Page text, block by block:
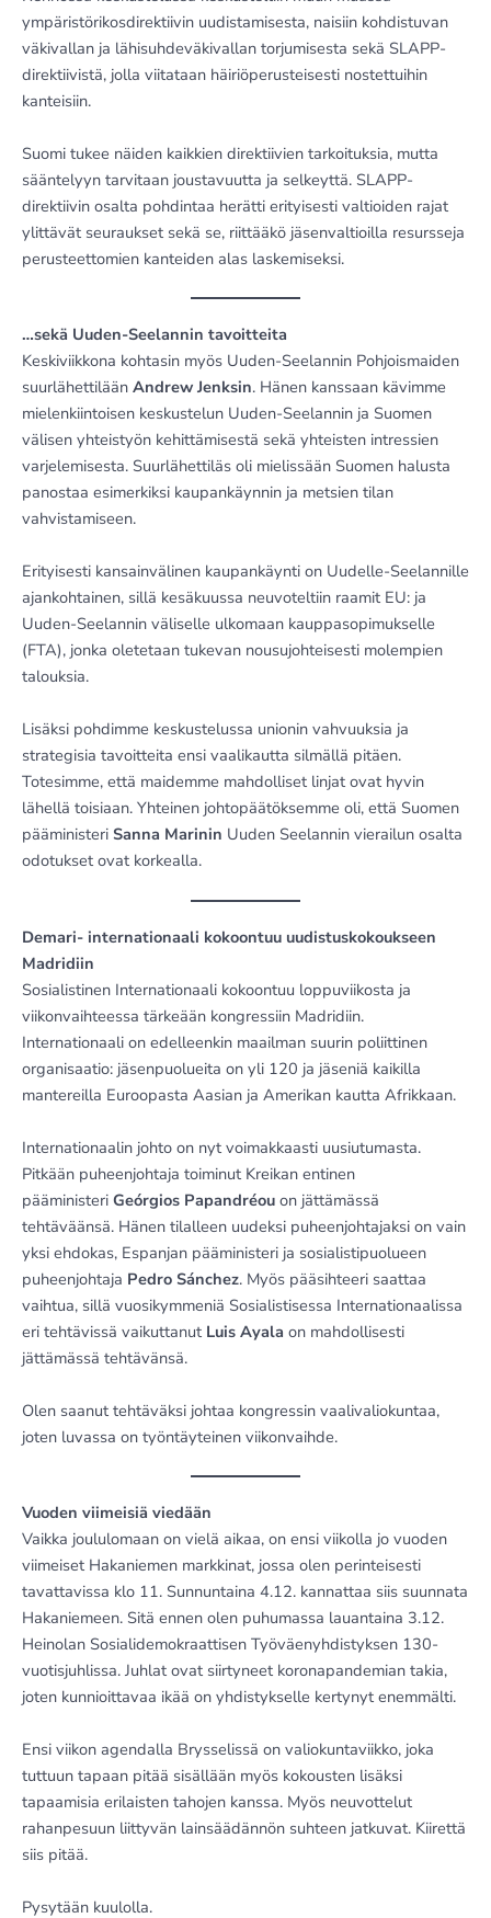
ympäristörikosdirektiivin uudistamisesta, naisiin kohdistuvan
väkivallan ja lähisuhdeväkivallan torjumisesta sekä SLAPP-
direktiivistä, jolla viitataan häiriöperusteisesti nostettuihin
kanteisiin.
Suomi tukee näiden kaikkien direktiivien tarkoituksia, mutta
sääntelyyn tarvitaan joustavuutta ja selkeyttä. SLAPP-
direktiivin osalta pohdintaa herätti erityisesti valtioiden rajat
ylittävät seuraukset sekä se, riittääkö jäsenvaltioilla resursseja
perusteettomien kanteiden alas laskemiseksi.
…sekä Uuden-Seelannin tavoitteita
Keskiviikkona kohtasin myös Uuden-Seelannin Pohjoismaiden
suurlähettilään Andrew Jenksin. Hänen kanssaan kävimme
mielenkiintoisen keskustelun Uuden-Seelannin ja Suomen
välisen yhteistyön kehittämisestä sekä yhteisten intressien
varjelemisesta. Suurlähettiläs oli mielissään Suomen halusta
panostaa esimerkiksi kaupankäynnin ja metsien tilan
vahvistamiseen.
Erityisesti kansainvälinen kaupankäynti on Uudelle-Seelannille
ajankohtainen, sillä kesäkuussa neuvoteltiin raamit EU: ja
Uuden-Seelannin väliselle ulkomaan kauppasopimukselle
(FTA), jonka oletetaan tukevan nousujohteisesti molempien
talouksia.
Lisäksi pohdimme keskustelussa unionin vahvuuksia ja
strategisia tavoitteita ensi vaalikautta silmällä pitäen.
Totesimme, että maidemme mahdolliset linjat ovat hyvin
lähellä toisiaan. Yhteinen johtopäätöksemme oli, että Suomen
pääministeri Sanna Marinin Uuden Seelannin vierailun osalta
odotukset ovat korkealla.
Demari- internationaali kokoontuu uudistuskokoukseen
Madridiin
Sosialistinen Internationaali kokoontuu loppuviikosta ja
viikonvaihteessa tärkeään kongressiin Madridiin.
Internationaali on edelleenkin maailman suurin poliittinen
organisaatio: jäsenpuolueita on yli 120 ja jäseniä kaikilla
mantereilla Euroopasta Aasian ja Amerikan kautta Afrikkaan.
Internationaalin johto on nyt voimakkaasti uusiutumasta.
Pitkään puheenjohtaja toiminut Kreikan entinen
pääministeri Geórgios Papandréou on jättämässä
tehtäväänsä. Hänen tilalleen uudeksi puheenjohtajaksi on vain
yksi ehdokas, Espanjan pääministeri ja sosialistipuolueen
puheenjohtaja Pedro Sánchez. Myös pääsihteeri saattaa
vaihtua, sillä vuosikymmeniä Sosialistisessa Internationaalissa
eri tehtävissä vaikuttanut Luis Ayala on mahdollisesti
jättämässä tehtävänsä.
Olen saanut tehtäväksi johtaa kongressin vaalivaliokuntaa,
joten luvassa on työntäyteinen viikonvaihde.
Vuoden viimeisiä viedään
Vaikka joululomaan on vielä aikaa, on ensi viikolla jo vuoden
viimeiset Hakaniemen markkinat, jossa olen perinteisesti
tavattavissa klo 11. Sunnuntaina 4.12. kannattaa siis suunnata
Hakaniemeen. Sitä ennen olen puhumassa lauantaina 3.12.
Heinolan Sosialidemokraattisen Työväenyhdistyksen 130-
vuotisjuhlissa. Juhlat ovat siirtyneet koronapandemian takia,
joten kunnioittavaa ikää on yhdistykselle kertynyt enemmälti.
Ensi viikon agendalla Brysselissä on valiokuntaviikko, joka
tuttuun tapaan pitää sisällään myös kokousten lisäksi
tapaamisia erilaisten tahojen kanssa. Myös neuvottelut
rahanpesuun liittyvän lainsäädännön suhteen jatkuvat. Kiirettä
siis pitää.
Pysytään kuulolla.